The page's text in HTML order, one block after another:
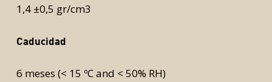
1,4 ±0,5 gr/cm3
Caducidad
6 meses (< 15 ºC and < 50% RH)